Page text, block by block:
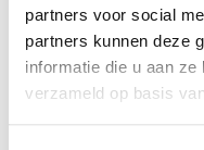
partners voor social
partners kunnen deze
informatie die u aan
verzameld op basis